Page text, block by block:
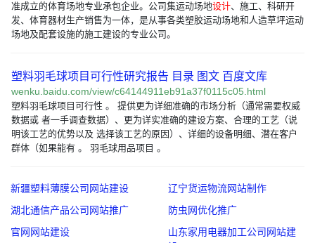
准成立的体育场地专业承包企业。公司集运动场地设计、施工、科研开
发、体育器材生产销售为一体，是从事各类塑胶运动场地和人造草坪运动
场地及配套设施的施工建设的专业公司。
塑料羽毛球项目可行性研究报告 目录 图文 百度文库
wenku.baidu.com/view/c64144911eb91a37f0115c05.html
塑料羽毛球项目可行性 。 提供更为详细准确的市场分析（通常需要权威
数据或 者一手调查数据）、更为详实准确的建设方案、合理的工艺（说
明该工艺的优势以及 选择该工艺的原因）、详细的设备明细、潜在客户
群体（如果能有 。 羽毛球用品项目 。
新疆塑料薄膜公司网站建设
辽宁货运物流网站制作
湖北通信产品公司网站推广
防虫网优化推广
官网网站建设
山东家用电器加工公司网站建